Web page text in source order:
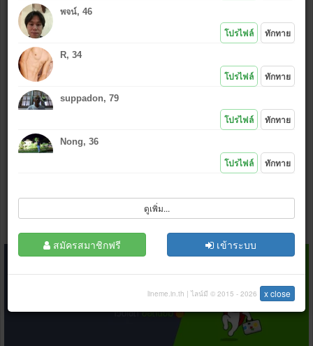
ใช้รูปใหม่ (เลือก*งดรูปลามก
แนบรูป หรือ คลิกไอคอนอัพรูป
*.jpg , (.gif .bmp .png กว้างไม่เกิน 500 px)
ชอบ
ฉันไม่ใช่โปรแกรมอัตโนมัติ
พจน์, 46
โปรไฟล์ ทักทาย
R, 34
โปรไฟล์ ทักทาย
suppadon, 79
โปรไฟล์ ทักทาย
Nong, 36
โปรไฟล์ ทักทาย
ดูเพิ่ม...
สมัครสมาชิกฟรี เข้าระบบ
lineme.in.th | ไลน์มี © 2015 - 2026 x close